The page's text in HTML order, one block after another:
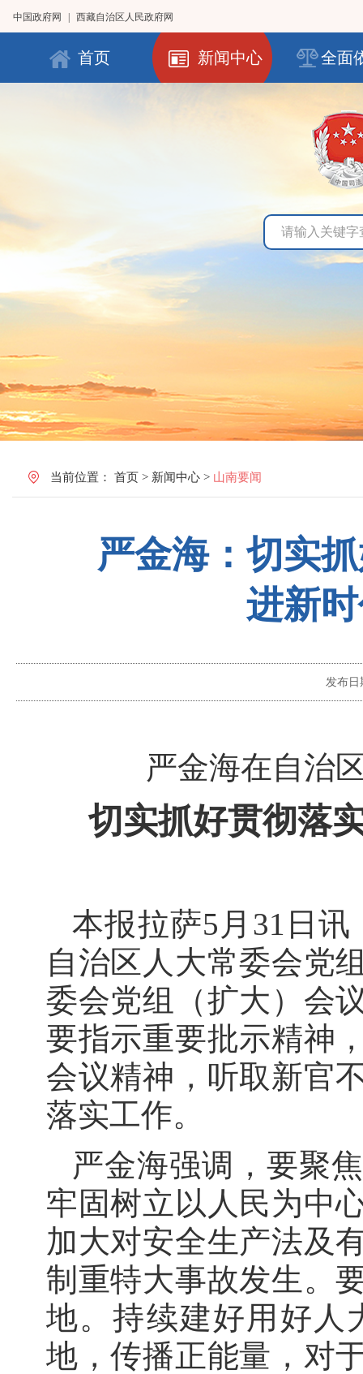
中国政府网 西藏自治区人民政府网
首页 新闻中心 全面
当前位置： 首页 > 新闻中心 > 山南要闻
严金海：切实
进新
发布日
严金海在自治
切实抓好贯彻落
本报拉萨5月31日
自治区人大常委会党
委会党组（扩大）会
要指示重要批示精神
会议精神，听取新官
落实工作。
严金海强调，要聚
牢固树立以人民为中
加大对安全生产法及
制重特大事故发生。
地。持续建好用好人
地，传播正能量，对